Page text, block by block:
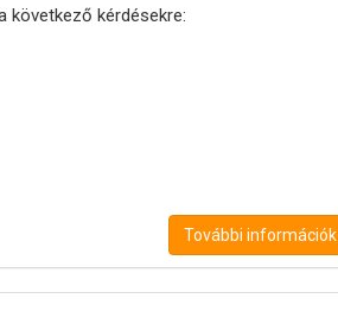
következő kérdésekre:
További információk